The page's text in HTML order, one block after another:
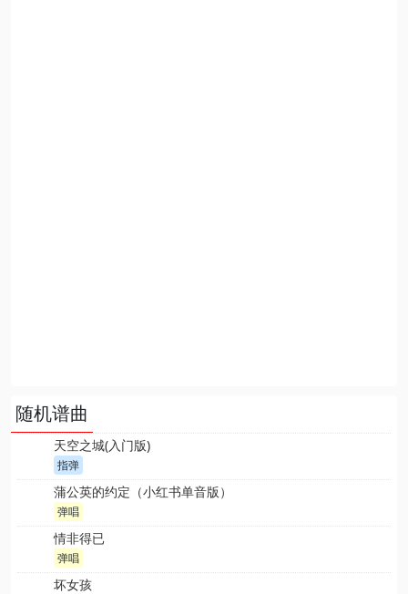
随机谱曲
天空之城(入门版)
指弹
蒲公英的约定（小红书单音版）
弹唱
情非得已
弹唱
坏女孩